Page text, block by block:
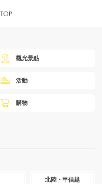
觀光景點
活動
購物
北陸・甲信越